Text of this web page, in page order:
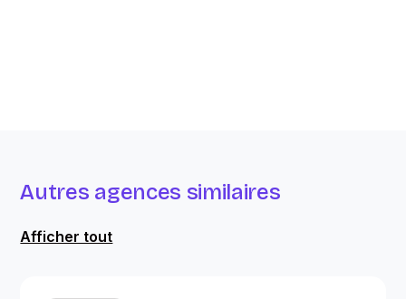
Autres agences similaires
Afficher tout